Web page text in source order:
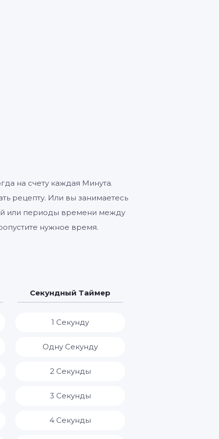
на счету каждая Минута.
рецепту. Или вы занимаетесь
или периоды времени между
нужное время.
Секундный Таймер
1 Секунду
Одну Секунду
2 Секунды
3 Секунды
4 Секунды